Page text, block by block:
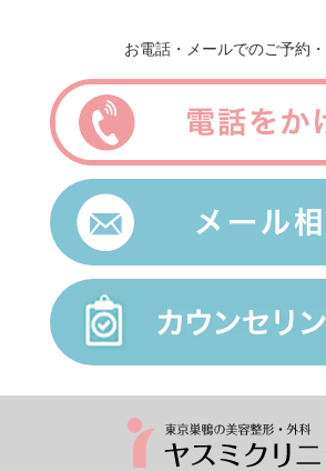
お電話・メールでのご予約